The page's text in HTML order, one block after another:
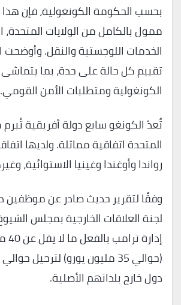
بحسب الحكومة الكونغولية، فإن
ممول بالكامل من الولايات
الخدمات اللوجستية والنقل. وأوضحت
تقييم كل حالة على حدة، بما
الكونغولية ومتطلبات الأمن القومي.
تُعدّ الكونغو سابع دولة أفريقية تُبرم
المتحدة اتفاقية مماثلة. ولديها
رواندا وأوغندا وغينيا الاستوائية،
وفقًا لتقرير حديث صادر عن
لجنة العلاقات الخارجية بمجلس
دول خارج بلدانهم الأصلية.